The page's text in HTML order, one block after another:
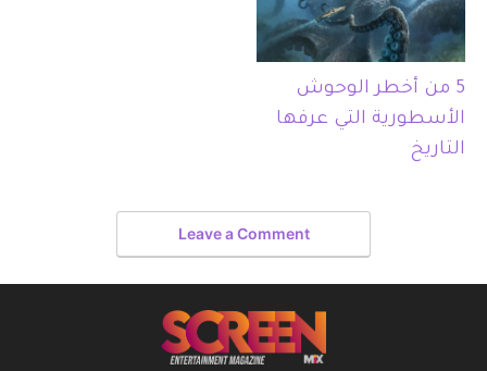
5 من أخطر الوحوش
الأسطورية التي عرفها
التاريخ
Leave a Comment